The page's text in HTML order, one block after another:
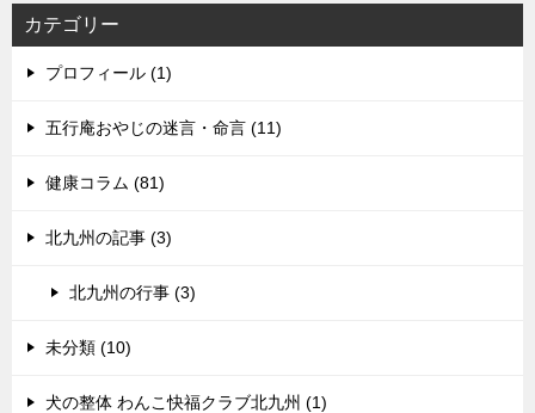
カテゴリー
プロフィール (1)
五行庵おやじの迷言・命言 (11)
健康コラム (81)
北九州の記事 (3)
北九州の行事 (3)
未分類 (10)
犬の整体 わんこ快福クラブ北九州 (1)